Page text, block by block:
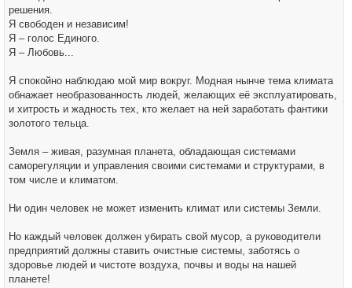
решения.
Я свободен и независим!
Я – голос Единого.
Я – Любовь...
Я спокойно наблюдаю мой мир вокруг. Модная нынче тема климата
обнажает необразованность людей, желающих её эксплуатировать,
и хитрость и жадность тех, кто желает на ней заработать фантики
золотого тельца.
Земля – живая, разумная планета, обладающая системами
саморегуляции и управления своими системами и структурами, в
том числе и климатом.
Ни один человек не может изменить климат или системы Земли.
Но каждый человек должен убирать свой мусор, а руководители
предприятий должны ставить очистные системы, заботясь о
здоровье людей и чистоте воздуха, почвы и воды на нашей
планете!